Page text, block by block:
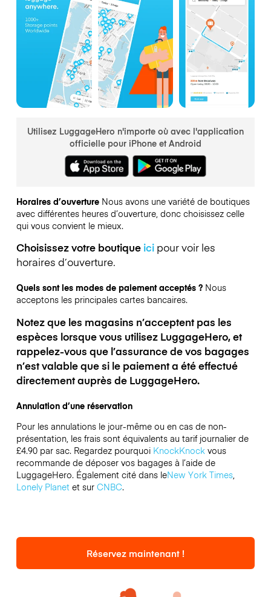
Utilisez LuggageHero n'importe où avec l'application
officielle pour iPhone et Android
Horaires d’ouverture Nous avons une variété de boutiques
avec différentes heures d’ouverture, donc choisissez celle
qui vous convient le mieux.
Choisissez votre boutique icipour voir les
horaires d’ouverture.
Quels sont les modes de paiement acceptés ? Nous
acceptons les principales cartes bancaires.
Notez que les magasins n’acceptent pas les
espèces lorsque vous utilisez LuggageHero, et
rappelez-vous que l’assurance de vos bagages
n’est valable que si le paiement a été effectué
directement auprès de LuggageHero.
Annulation d’une réservation
Pour les annulations le jour-même ou en cas de non-
présentation, les frais sont équivalents au tarif journalier de
£4.90 par sac. Regardez pourquoi KnockKnockvous
recommande de déposer vos bagages à l’aide de
LuggageHero. Également cité dans leNew York Times,
Lonely Planetet sur CNBC.
Réservez maintenant !